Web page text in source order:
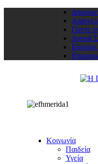
Γίνετε
Αγορά
Κοινωνία
Παιδεία
Υγεία